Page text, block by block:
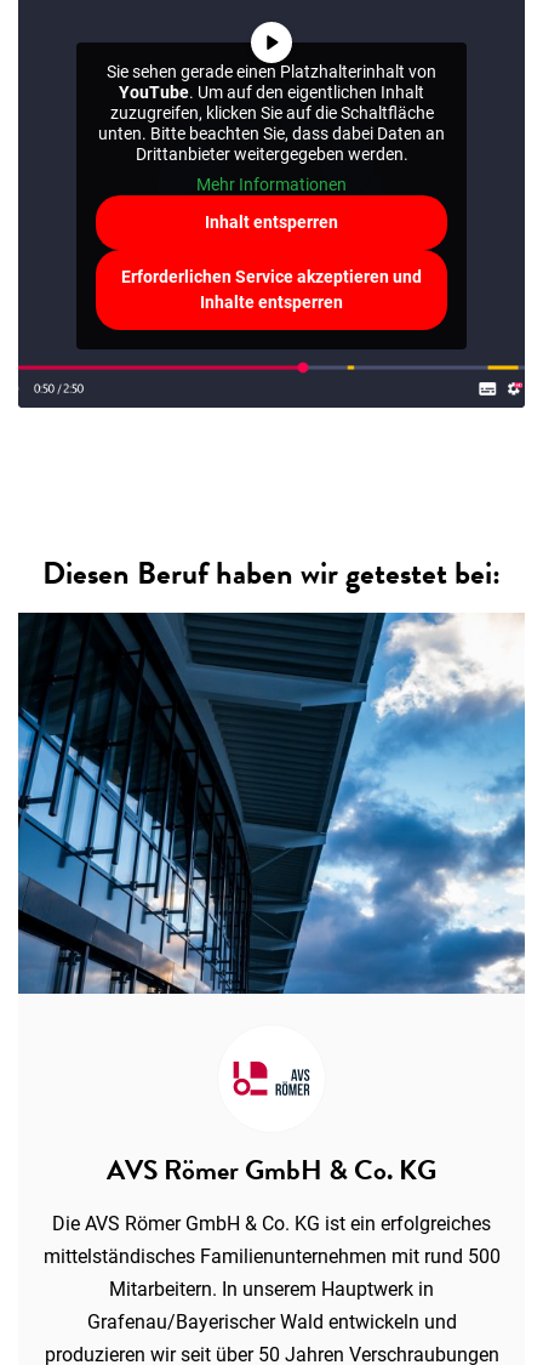
Sie sehen gerade einen Platzhalterinhalt von
YouTube. Um auf den eigentlichen Inhalt
zuzugreifen, klicken Sie auf die Schaltfläche
unten. Bitte beachten Sie, dass dabei Daten an
Drittanbieter weitergegeben werden.
Mehr Informationen
Inhalt entsperren
Erforderlichen Service akzeptieren und
Inhalte entsperren
Diesen Beruf haben wir getestet bei:
AVS Römer GmbH & Co. KG
Die AVS Römer GmbH & Co. KG ist ein erfolgreiches
mittelständisches Familienunternehmen mit rund 500
Mitarbeitern. In unserem Hauptwerk in
Grafenau/Bayerischer Wald entwickeln und
produzieren wir seit über 50 Jahren Verschraubungen